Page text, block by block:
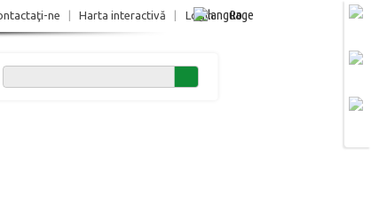
Login Ro
ne Harta interactivă